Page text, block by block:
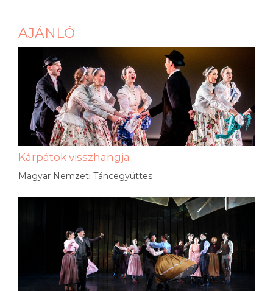
AJÁNLÓ
Kárpátok visszhangja
Magyar Nemzeti Táncegyüttes